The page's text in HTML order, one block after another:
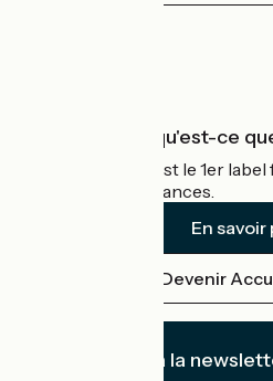
Accueil Vélo qu'est-ce
Accueil Vélo c'est le 1er
cyclistes en vacances.
En savoir
Devenir
Je m'abonne à la